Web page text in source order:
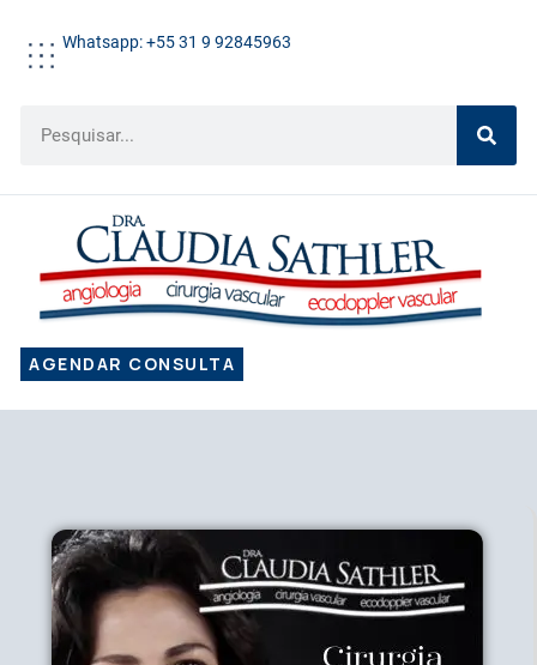
Whatsapp: +55 31 9 92845963
AGENDAR CONSULTA